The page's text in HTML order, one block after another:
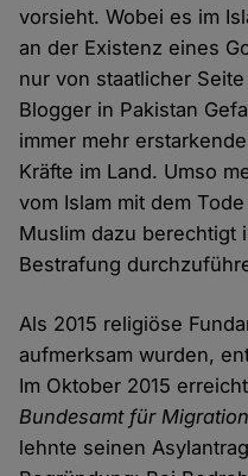
vorsieht. Wobei es im
an der Existenz eines
nur von staatlicher
Blogger in Pakistan
immer mehr
Kräfte im Land. Umso
vom Islam mit dem
Muslim dazu berechtigt
Bestrafung
Als 2015 religiöse
aufmerksam wurden,
Im Oktober 2015
Bundesamt für
lehnte seinen